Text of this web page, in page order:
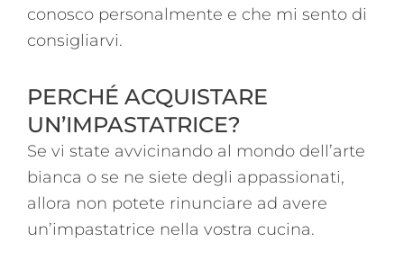
conosco personalmente e che mi sento di
consigliarvi.
PERCHÉ ACQUISTARE
UN’IMPASTATRICE?
Se vi state avvicinando al mondo dell’arte
bianca o se ne siete degli appassionati,
allora non potete rinunciare ad avere
un’impastatrice nella vostra cucina.